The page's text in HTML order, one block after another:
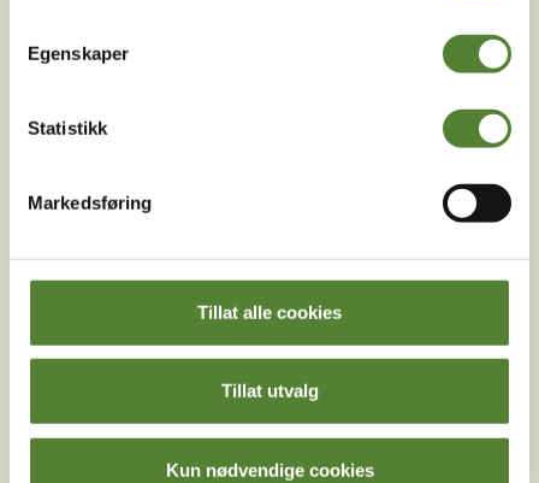
Egenskaper
Statistikk
Markedsføring
Tillat alle cookies
Tillat utvalg
Kun nødvendige cookies
Instagram Snapchat
Youtube